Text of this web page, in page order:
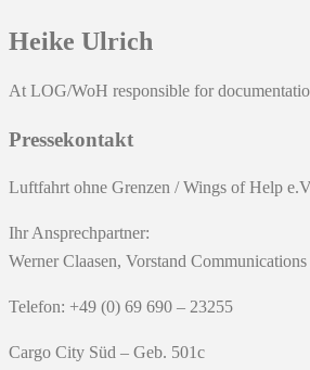
Heike Ulrich
At LOG/WoH responsible for
Pressekontakt
Luftfahrt ohne Grenzen / Wings of Help
Ihr Ansprechpartner:
Werner Claasen, Vorstand Communications
Telefon: +49 (0) 69 690 – 23255
Cargo City Süd – Geb. 501c